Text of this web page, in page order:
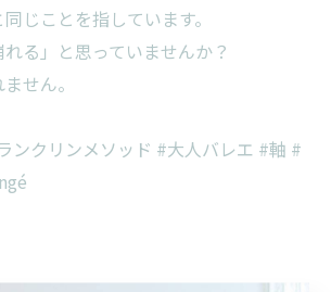
じことを指しています。
れる」と思っていませんか？
せん。
ンクリンメソッド #大人バレエ #軸 #